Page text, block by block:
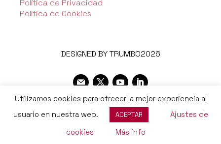
Política de Privacidad
Política de Cookies
DESIGNED BY TRUMBO2026
Utilizamos cookies para ofrecer la mejor experiencia al
usuario en nuestra web.
ACEPTAR
Ajustes de
cookies
Más info